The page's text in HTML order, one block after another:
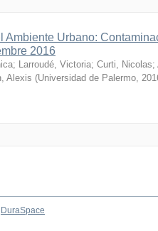
Ambiente Urbano:
2016
; Larroudé, Victoria; Curti, Nicolas;
Alexis (Universidad de Palermo,
DuraSpace